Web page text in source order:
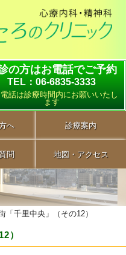
の方はお電話でご予約
TEL：06-6835-3333
話は診療時間内にお願いいたし
ます
へ 診療案内
問 地図・アクセス
「千里中央」（その12）
）